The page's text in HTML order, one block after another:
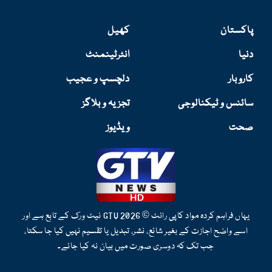
پاکستان
دنیا
کاروبار
سائنس و ٹیکنالوجی
صحت
کھیل
انٹرٹینمنٹ
دلچسپ و عجیب
تجزیہ و بلاگز
ویڈیوز
یہاں فراہم کردہ مواد کاپی رائٹ © 2026 GTV نیٹ ورک کے تابع ہے اور
اسے واضح اجازت کے بغیر شائع، نشر، تبدیل یا تقسیم نہیں کیا جا سکتا،
جب تک کہ دوسری صورت میں بیان نہ کیا جائے۔